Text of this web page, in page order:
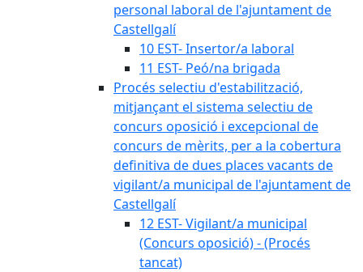
personal laboral de l'ajuntament de
Castellgalí
10 EST- Insertor/a laboral
11 EST- Peó/na brigada
Procés selectiu d'estabilització,
mitjançant el sistema selectiu de
concurs oposició i excepcional de
concurs de mèrits, per a la cobertura
definitiva de dues places vacants de
vigilant/a municipal de l'ajuntament de
Castellgalí
12 EST- Vigilant/a municipal
(Concurs oposició) - (Procés
tancat)